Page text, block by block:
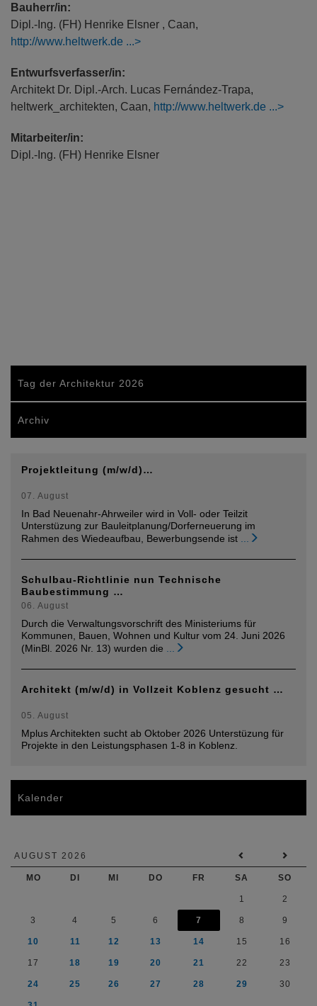
Bauherr/in:
Dipl.-Ing. (FH) Henrike Elsner , Caan,
http://www.heltwerk.de
Entwurfsverfasser/in:
Architekt Dr. Dipl.-Arch. Lucas Fernández-Trapa,
heltwerk_architekten, Caan, http://www.heltwerk.de
Mitarbeiter/in:
Dipl.-Ing. (FH) Henrike Elsner
Tag der Architektur 2026
Archiv
Projektleitung (m/w/d)…
07. August
In Bad Neuenahr-Ahrweiler wird in Voll- oder Teilzit
Unterstüzung zur Bauleitplanung/Dorferneuerung im
Rahmen des Wiedeaufbau, Bewerbungsende ist
Schulbau-Richtlinie nun Technische
Baubestimmung …
06. August
Durch die Verwaltungsvorschrift des Ministeriums für
Kommunen, Bauen, Wohnen und Kultur vom 24. Juni 2026
(MinBl. 2026 Nr. 13) wurden die
Architekt (m/w/d) in Vollzeit Koblenz gesucht …
05. August
Mplus Architekten sucht ab Oktober 2026 Unterstüzung für
Projekte in den Leistungsphasen 1-8 in Koblenz.
Kalender
AUGUST 2026
MO DI MI DO FR SA SO
1 2
3 4 5 6 7 8 9
10 11 12 13 14 15 16
17 18 19 20 21 22 23
24 25 26 27 28 29 30